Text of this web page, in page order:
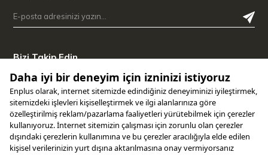
Bizi Takip Edin
Uygulamamızı İndirin